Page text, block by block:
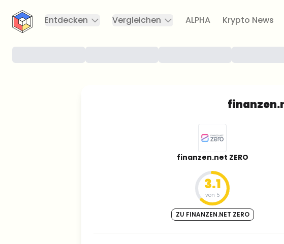
CryptoTicker
Entdecken
Vergleichen ALPHA Krypto News
finanzen.net ZERO
3.1
von 5
ZU FINANZEN.NET ZERO